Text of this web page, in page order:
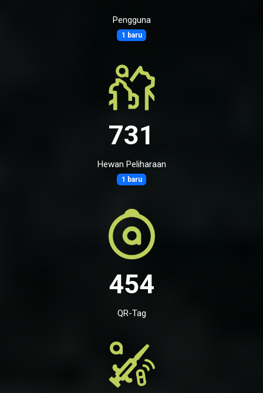
Pengguna
1 baru
731
Hewan Peliharaan
1 baru
454
QR-Tag